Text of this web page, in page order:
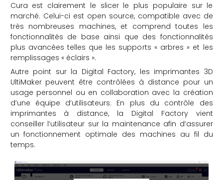
Cura est clairement le slicer le plus populaire sur le
marché. Celui-ci est open source, compatible avec de
très nombreuses machines, et comprend toutes les
fonctionnalités de base ainsi que des fonctionnalités
plus avancées telles que les supports « arbres » et les
remplissages « éclairs ».
Autre point sur la Digital Factory, les imprimantes 3D
UltiMaker peuvent être contrôlées à distance pour un
usage personnel ou en collaboration avec la création
d’une équipe d’utilisateurs. En plus du contrôle des
imprimantes à distance, la Digital Factory vient
conseiller l’utilisateur sur la maintenance afin d’assurer
un fonctionnement optimale des machines au fil du
temps.